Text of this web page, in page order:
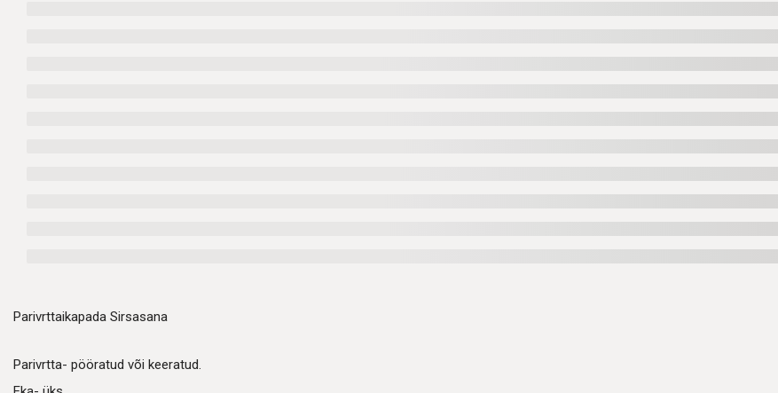
Parivrttaikapada Sirsasana
Parivrtta- pööratud või keeratud.